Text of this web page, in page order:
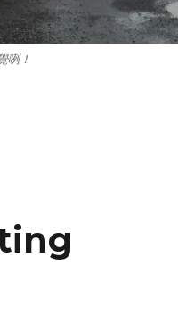
咧！
的夏威夷！”